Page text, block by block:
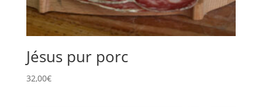
Jésus pur porc
32,00€